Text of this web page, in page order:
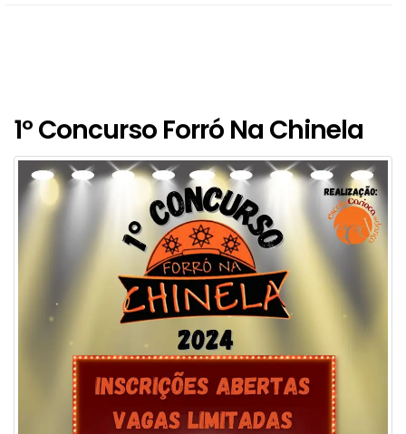
1º Concurso Forró Na Chinela